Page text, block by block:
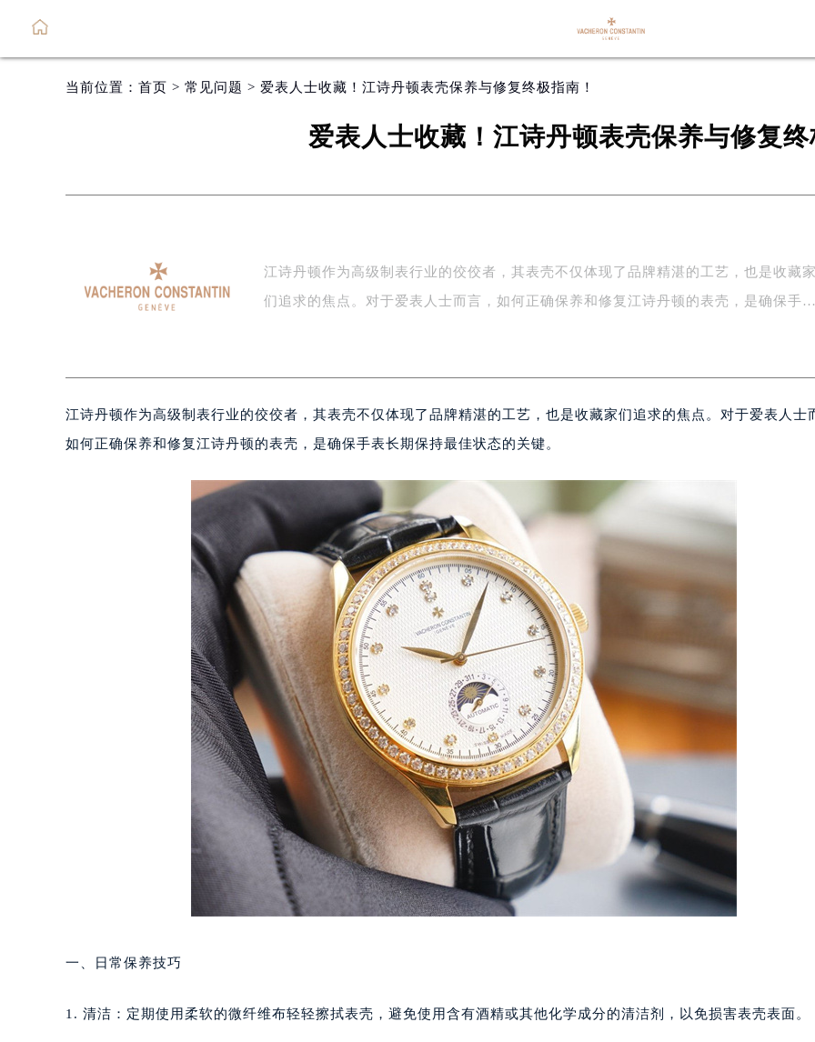
当前位置： 首页 > 常见问题 > 爱表人士收藏！江诗丹顿表壳保养与修复终极指南！
爱表人士收藏！江诗丹顿表壳保养与修复
江诗丹顿作为高级制表行业的佼佼者，其表壳不仅体现了品牌精湛的工艺，也是收藏
们追求的焦点。对于爱表人士而言，如何正确保养和修复江诗丹顿的表壳，是确保手
江诗丹顿作为高级制表行业的佼佼者，其表壳不仅体现了品牌精湛的工艺，也是收藏家们追求的焦点。对于爱表人士
如何正确保养和修复江诗丹顿的表壳，是确保手表长期保持最佳状态的关键。
一、日常保养技巧
1. 清洁：定期使用柔软的微纤维布轻轻擦拭表壳，避免使用含有酒精或其他化学成分的清洁剂，以免损害表壳表面。